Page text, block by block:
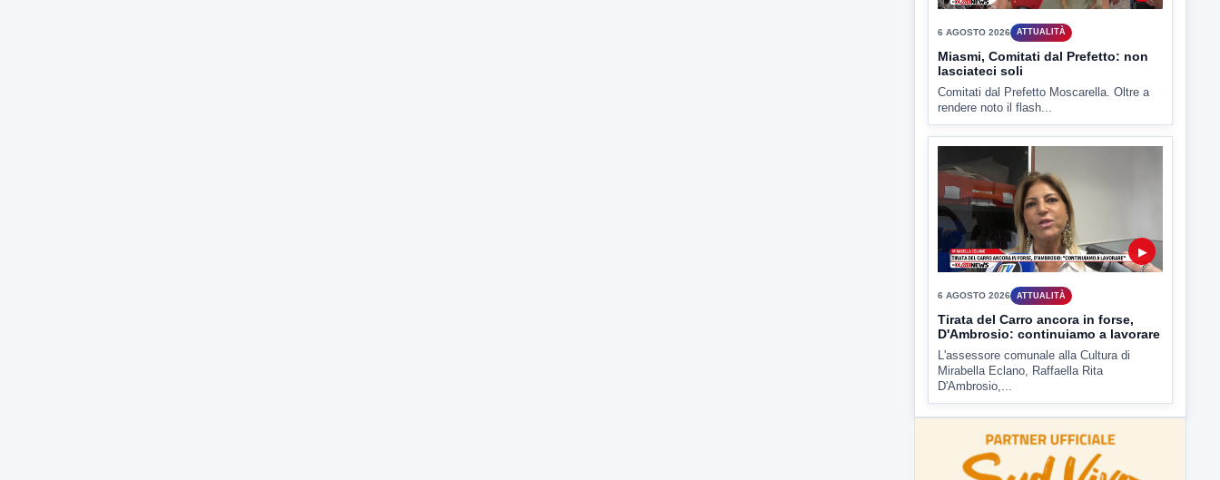
La Procura della Repubblica di Santa
Capua Vetere chiude le...
6 AGOSTO 2026 ATTUALITÀ
Miasmi, Comitati dal Prefetto: non
lasciateci soli
Comitati dal Prefetto Moscarella. Oltre a
rendere noto il flash...